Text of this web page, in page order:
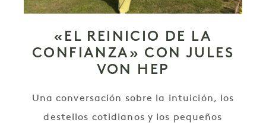
«EL REINICIO DE LA
CONFIANZA» CON JULES
VON HEP
Una conversación sobre la intuición, los
destellos cotidianos y los pequeños